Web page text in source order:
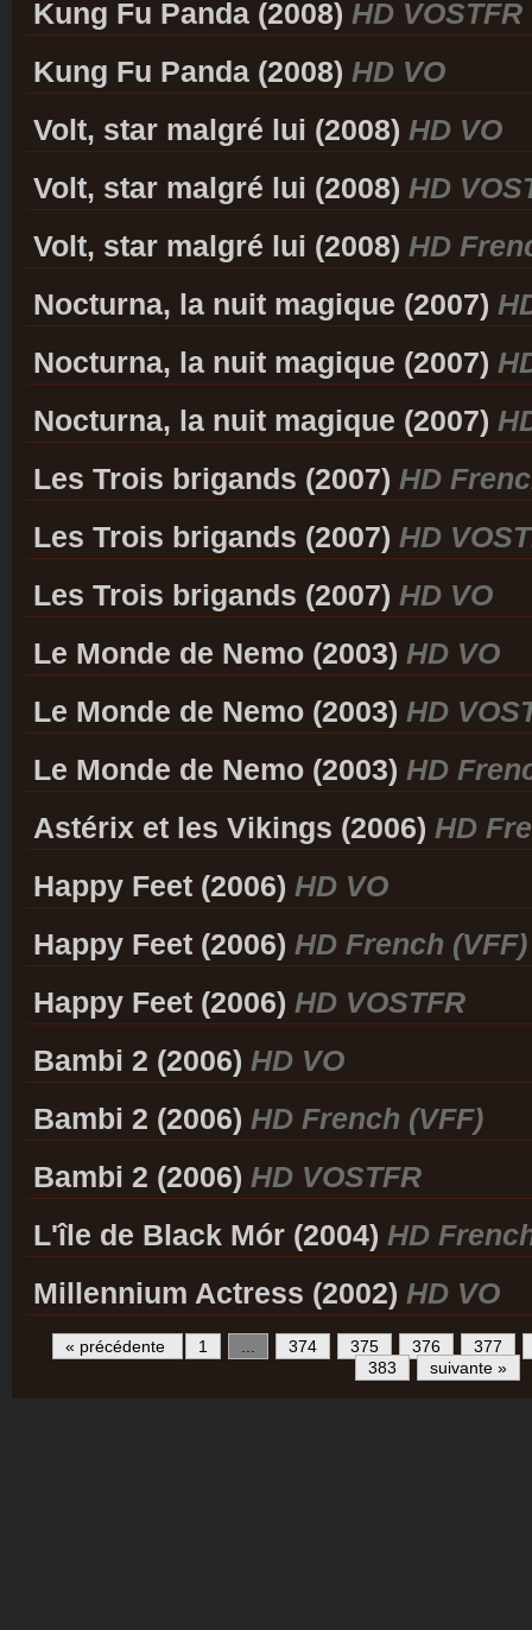
Kung Fu Panda (2008) HD VOSTFR
Kung Fu Panda (2008) HD VO
Volt, star malgré lui (2008) HD VO
Volt, star malgré lui (2008) HD
Volt, star malgré lui (2008) HD
Nocturna, la nuit magique (2007)
Nocturna, la nuit magique (2007)
Nocturna, la nuit magique (2007)
Les Trois brigands (2007) HD
Les Trois brigands (2007) HD
Les Trois brigands (2007) HD VO
Le Monde de Nemo (2003) HD VO
Le Monde de Nemo (2003) HD
Le Monde de Nemo (2003) HD
Astérix et les Vikings (2006) HD
Happy Feet (2006) HD VO
Happy Feet (2006) HD French (VFF)
Happy Feet (2006) HD VOSTFR
Bambi 2 (2006) HD VO
Bambi 2 (2006) HD French (VFF)
Bambi 2 (2006) HD VOSTFR
L'île de Black Mór (2004) HD
Millennium Actress (2002) HD VO
« précédente 1 374 375 376
377
383
suivante »